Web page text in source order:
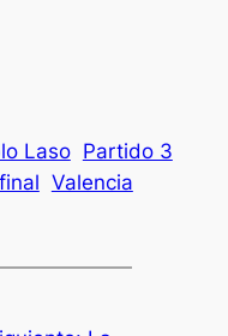
Laso Partido 3
Valencia